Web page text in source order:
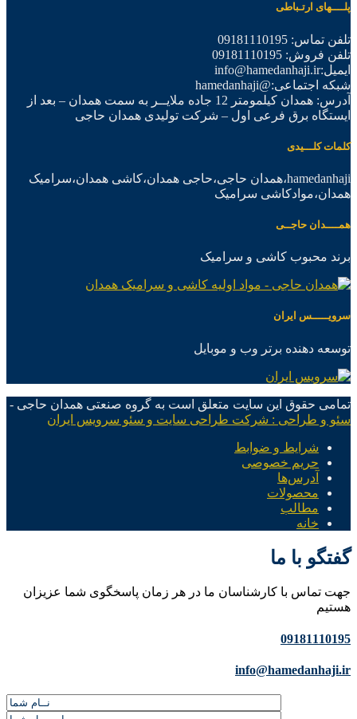
پلــــهای ارتـباطی
تلفن تماس: 09181110195
تلفن فروش: 09181110195
ایمیل:info@hamedanhaji.ir
شبکه اجتماعی:@hamedanhaji
آدرس: همدان کیلمومتر 12 جاده ملایــر به سمت همدان – بعد از
ایستگاه برق فرعی اول – شرکت تولیدی همدان حاجی
کلمات کلـــیدی
hamedanhaji،همدان حاجی،حاجی همدان،کاشی همدان،سرامیک
همدان،موادکاشی سرامیک
همــــدان حاجــی
برند محبوب کاشی و سرامیک
سرویـــــس ایران
توسعه دهنده برتر وب و موبایل
تمامی حقوق این سایت متعلق است به گروه صنعتی همدان حاجی -
سئو و طراحی : شرکت طراحی سایت و سئو سرویس ایران
شرایط و ضوابط
حریم خصوصی
آدرس‌ها
محصولات
مطالب
خانه
گفتگو با ما
جهت تماس با کارشناسان ما در هر زمان پاسخگوی شما عزیزان
هستیم
09181110195
info@hamedanhaji.ir